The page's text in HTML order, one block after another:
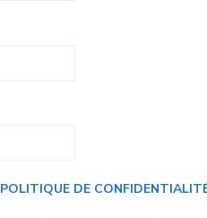
POLITIQUE DE